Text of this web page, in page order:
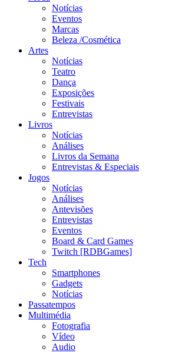
Notícias
Eventos
Marcas
Beleza /Cosmética
Artes
Notícias
Teatro
Dança
Exposições
Festivais
Entrevistas
Livros
Notícias
Análises
Livros da Semana
Entrevistas & Especiais
Jogos
Notícias
Análises
Antevisões
Entrevistas
Eventos
Board & Card Games
Twitch [RDBGames]
Tech
Smartphones
Gadgets
Notícias
Passatempos
Multimédia
Fotografia
Vídeo
Audio